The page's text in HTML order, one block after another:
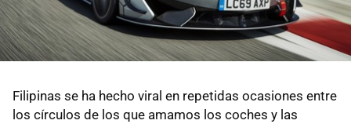
Filipinas se ha hecho viral en repetidas ocasiones entre
los círculos de los que amamos los coches y las